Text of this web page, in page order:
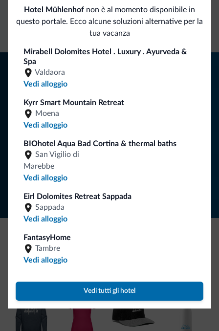
Hotel Mühlenhof non è al momento disponibile in
questo portale. Ecco alcune soluzioni alternative per la
tua vacanza
Mirabell Dolomites Hotel . Luxury . Ayurveda &
Spa
Valdaora
Vedi alloggio
Kyrr Smart Mountain Retreat
Moena
Vedi alloggio
BIOhotel Aqua Bad Cortina & thermal baths
San Vigilio di
Marebbe
Vedi alloggio
Eirl Dolomites Retreat Sappada
Sappada
Vedi alloggio
FantasyHome
Tambre
Vedi alloggio
Vedi tutti gli hotel
Contatto
diretto
Tariffe
Richieste non
Consigli dalle Dolomiti
Riceverai informazioni, offerte esclusive e news per la tua
vacanza nelle Dolomiti.
ISCRIVITI ALLA NEWSLETTER
Be Original, scopri la nuova collezione
Ce l'avete chiesto in tanti. Ecco la nuova collezione firmata